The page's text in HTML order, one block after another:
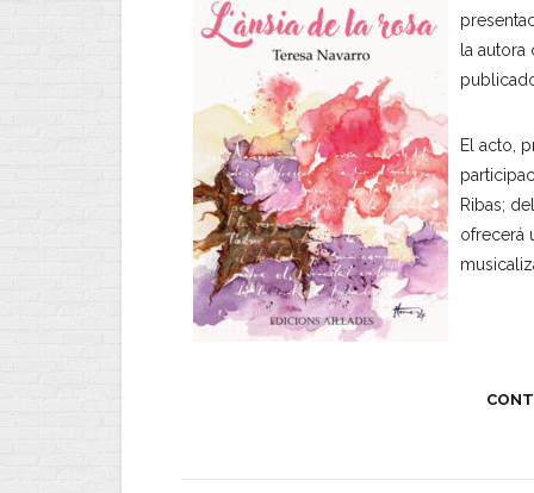
la
El acto,
Ribas;
ofrecerá